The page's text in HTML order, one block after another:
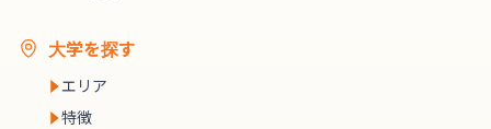
大学を探す
エリア
特徴